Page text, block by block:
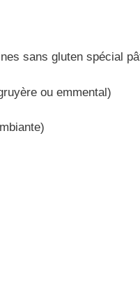
sans gluten spécial
ou emmental)